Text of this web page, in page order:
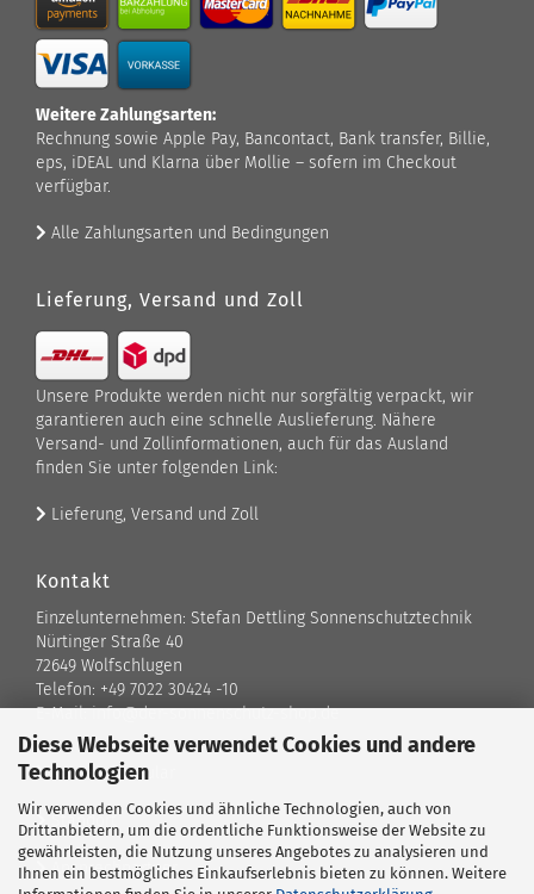
Diese Webseite verwendet Cookies und andere
Technologien
Wir verwenden Cookies und ähnliche Technologien, auch von
Drittanbietern, um die ordentliche Funktionsweise der Website zu
gewährleisten, die Nutzung unseres Angebotes zu analysieren und
Ihnen ein bestmögliches Einkaufserlebnis bieten zu können. Weitere
Weitere Zahlungsarten:
Rechnung sowie Apple Pay, Bancontact, Bank transfer, Billie,
eps, iDEAL und Klarna über Mollie – sofern im Checkout
verfügbar.
Alle Zahlungsarten und Bedingungen
Lieferung, Versand und Zoll
Unsere Produkte werden nicht nur sorgfältig verpackt, wir
garantieren auch eine schnelle Auslieferung. Nähere
Versand- und Zollinformationen, auch für das Ausland
finden Sie unter folgenden Link:
Lieferung, Versand und Zoll
Kontakt
Einzelunternehmen: Stefan Dettling Sonnenschutztechnik
Nürtinger Straße 40
72649 Wolfschlugen
Telefon: +49 7022 30424 -10
E-Mail: info@der-sonnenschutz-shop.de
Kontaktformular
Standort
Ansprechpartner